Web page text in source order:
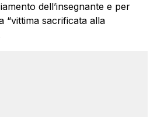
dell’insegnante e per
“vittima sacrificata alla